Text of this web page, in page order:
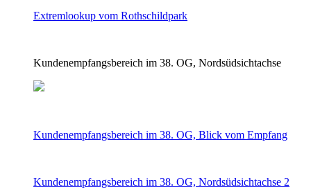
Extremlookup vom Rothschildpark
Kundenempfangsbereich im 38. OG, Nordsüdsichtachse
Kundenempfangsbereich im 38. OG, Blick vom Empfang
Kundenempfangsbereich im 38. OG, Nordsüdsichtachse 2